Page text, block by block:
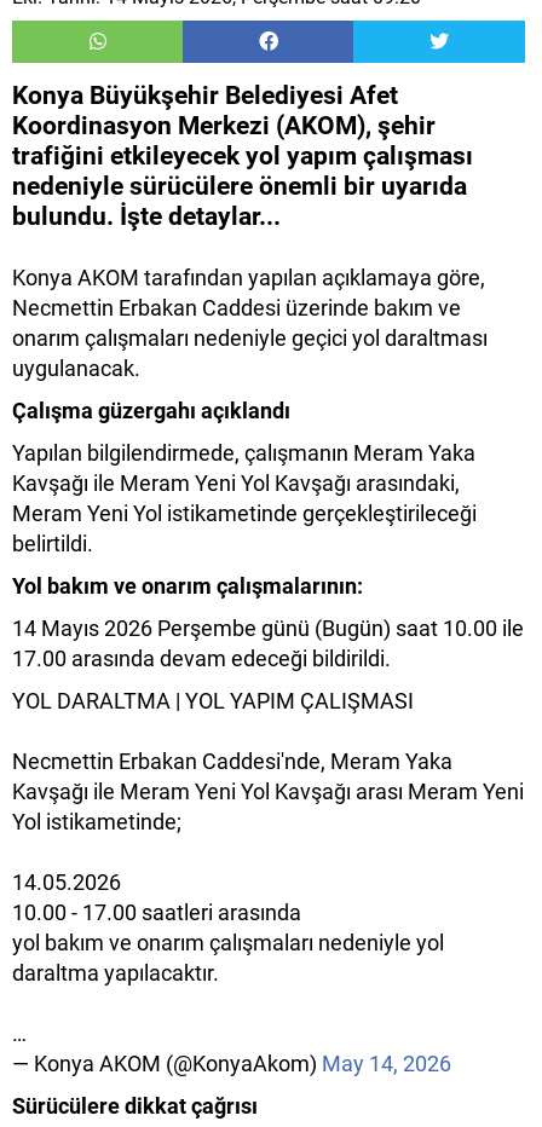
Konya Büyükşehir Belediyesi Afet
Koordinasyon Merkezi (AKOM), şehir
trafiğini etkileyecek yol yapım çalışması
nedeniyle sürücülere önemli bir uyarıda
bulundu. İşte detaylar...
Konya AKOM tarafından yapılan açıklamaya göre,
Necmettin Erbakan Caddesi üzerinde bakım ve
onarım çalışmaları nedeniyle geçici yol daraltması
uygulanacak.
Çalışma güzergahı açıklandı
Yapılan bilgilendirmede, çalışmanın Meram Yaka
Kavşağı ile Meram Yeni Yol Kavşağı arasındaki,
Meram Yeni Yol istikametinde gerçekleştirileceği
belirtildi.
Yol bakım ve onarım çalışmalarının:
14 Mayıs 2026 Perşembe günü (Bugün) saat 10.00 ile
17.00 arasında devam edeceği bildirildi.
YOL DARALTMA | YOL YAPIM ÇALIŞMASI
Necmettin Erbakan Caddesi'nde, Meram Yaka
Kavşağı ile Meram Yeni Yol Kavşağı arası Meram Yeni
Yol istikametinde;
14.05.2026
10.00 - 17.00 saatleri arasında
yol bakım ve onarım çalışmaları nedeniyle yol
daraltma yapılacaktır.
…
— Konya AKOM (@KonyaAkom) May 14, 2026
Sürücülere dikkat çağrısı